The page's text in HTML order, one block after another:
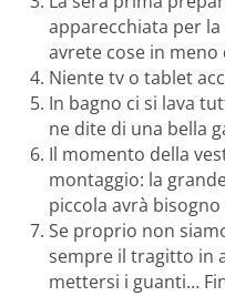
apparecchiata per
avrete cose in
Niente tv o tablet
In bagno ci si lava
ne dite di una bella
Il momento della
montaggio: la
piccola avrà
Se proprio non
sempre il tragitto in
mettersi i guanti…